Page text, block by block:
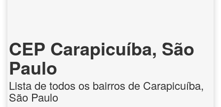
CEP Carapicuíba, São
Paulo
Lista de todos os bairros de Carapicuíba,
São Paulo